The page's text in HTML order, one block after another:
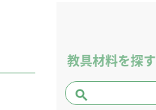
教具材料を探す